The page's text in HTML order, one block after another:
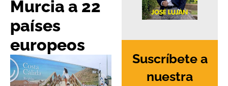
Murcia a 22
países
europeos
Suscríbete a
nuestra